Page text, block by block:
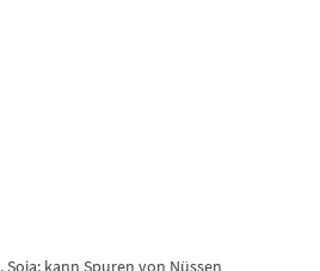
kann Spuren von Nüssen